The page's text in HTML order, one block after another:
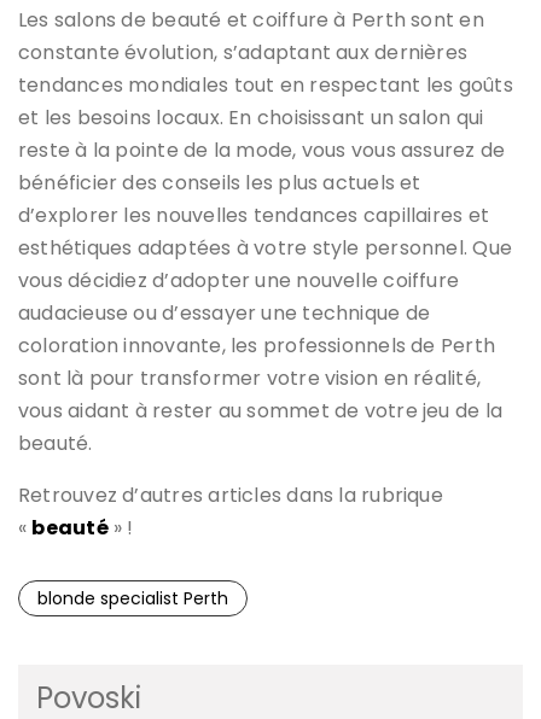
Les salons de beauté et coiffure à Perth sont en
constante évolution, s’adaptant aux dernières
tendances mondiales tout en respectant les goûts
et les besoins locaux. En choisissant un salon qui
reste à la pointe de la mode, vous vous assurez de
bénéficier des conseils les plus actuels et
d’explorer les nouvelles tendances capillaires et
esthétiques adaptées à votre style personnel. Que
vous décidiez d’adopter une nouvelle coiffure
audacieuse ou d’essayer une technique de
coloration innovante, les professionnels de Perth
sont là pour transformer votre vision en réalité,
vous aidant à rester au sommet de votre jeu de la
beauté.
Retrouvez d’autres articles dans la rubrique
« beauté» !
blonde specialist Perth
Povoski